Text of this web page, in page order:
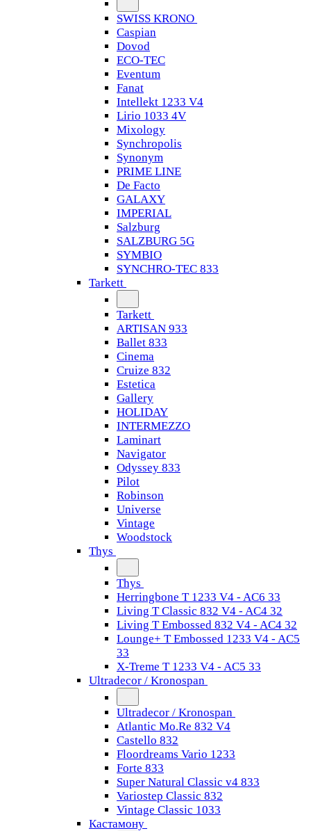
SWISS KRONO
Caspian
Dovod
ECO-TEC
Eventum
Fanat
Intellekt 1233 V4
Lirio 1033 4V
Mixology
Synchropolis
Synonym
PRIME LINE
De Facto
GALAXY
IMPERIAL
Salzburg
SALZBURG 5G
SYMBIO
SYNCHRO-TEC 833
Tarkett
Tarkett
ARTISAN 933
Ballet 833
Cinema
Cruize 832
Estetica
Gallery
HOLIDAY
INTERMEZZO
Laminart
Navigator
Odyssey 833
Pilot
Robinson
Universe
Vintage
Woodstock
Thys
Thys
Herringbone T 1233 V4 - AC6 33
Living T Classic 832 V4 - AC4 32
Living T Embossed 832 V4 - AC4 32
Lounge+ T Embossed 1233 V4 - AC5
33
X-Treme T 1233 V4 - AC5 33
Ultradecor / Kronospan
Ultradecor / Kronospan
Atlantic Mo.Re 832 V4
Castello 832
Floordreams Vario 1233
Forte 833
Super Natural Classic v4 833
Variostep Classic 832
Vintage Classic 1033
Кастамону